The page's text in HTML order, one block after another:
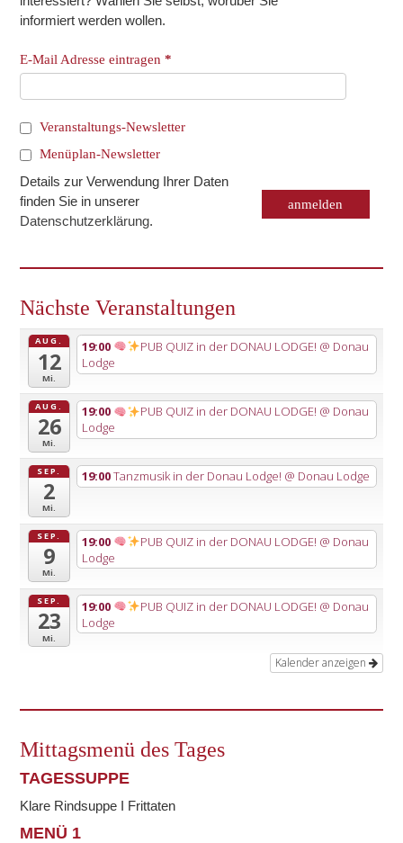
informiert werden wollen.
E-Mail Adresse eintragen*
Veranstaltungs-Newsletter
Menüplan-Newsletter
Details zur Verwendung Ihrer Daten
finden Sie in unserer
Datenschutzerklärung.
Nächste Veranstaltungen
AUG.
12
Mi.
19:00 PUB QUIZ in der DONAU LODGE! @ Donau
Lodge
AUG.
26
Mi.
19:00 PUB QUIZ in der DONAU LODGE! @ Donau
Lodge
SEP.
2
Mi.
19:00Tanzmusik in der Donau Lodge! @ Donau Lodge
SEP.
9
Mi.
19:00 PUB QUIZ in der DONAU LODGE! @ Donau
Lodge
SEP.
23
Mi.
19:00 PUB QUIZ in der DONAU LODGE! @ Donau
Lodge
Kalender anzeigen
Mittagsmenü des Tages
TAGESSUPPE
Klare Rindsuppe I Frittaten
MENÜ 1